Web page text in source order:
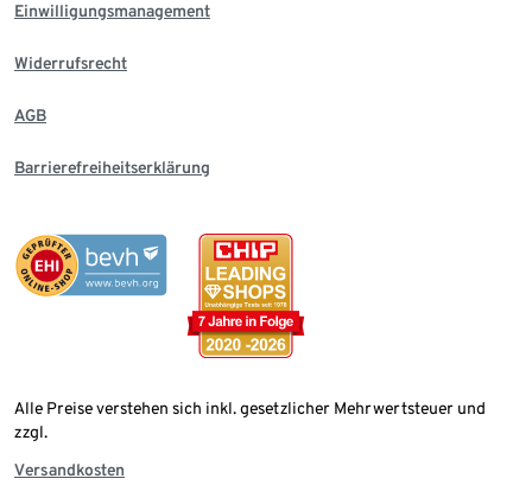
Einwilligungsmanagement
Widerrufsrecht
AGB
Barrierefreiheitserklärung
Alle Preise verstehen sich inkl. gesetzlicher Mehrwertsteuer und
zzgl.
Versandkosten